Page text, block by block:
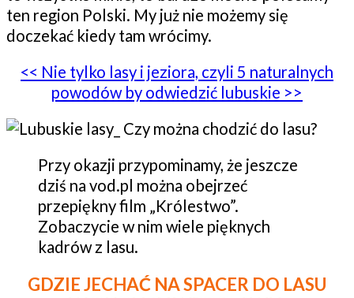
ten region Polski. My już nie możemy się
doczekać kiedy tam wrócimy.
<< Nie tylko lasy i jeziora, czyli 5 naturalnych
powodów by odwiedzić lubuskie >>
Przy okazji przypominamy, że jeszcze
dziś na vod.pl można obejrzeć
przepiękny film „Królestwo”.
Zobaczycie w nim wiele pięknych
kadrów z lasu.
GDZIE JECHAĆ NA SPACER DO LASU